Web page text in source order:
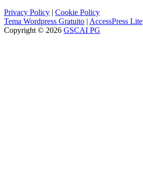
Privacy Policy | Cookie Policy
Tema Wordpress Gratuito | AccessPress Lite
Copyright © 2026 GSCAI PG